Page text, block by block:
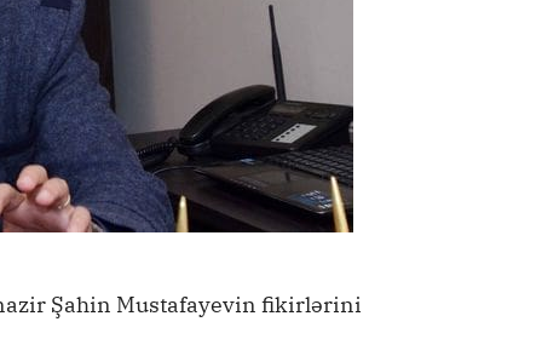
Şahin Mustafayevin fikirlərini